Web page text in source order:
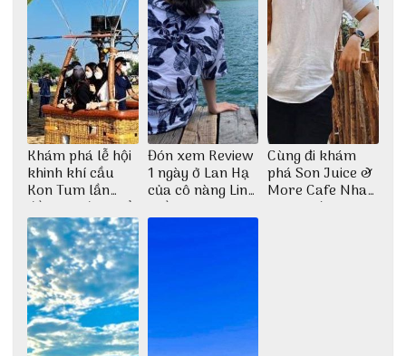
Khám phá lễ hội
khinh khí cầu
Kon Tum lần
đầu tiên được tổ
chức
Đón xem Review
1 ngày ở Lan Hạ
của cô nàng Linh
Trần
Cùng đi khám
phá Son Juice &
More Cafe Nha
Trang với anh